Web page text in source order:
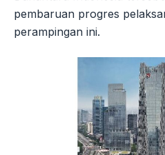
pembaruan progres
perampingan ini.